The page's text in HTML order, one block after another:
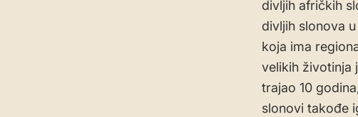
divljih afričkih
divljih slonova
koja ima
velikih životinja
trajao 10
slonovi takođe